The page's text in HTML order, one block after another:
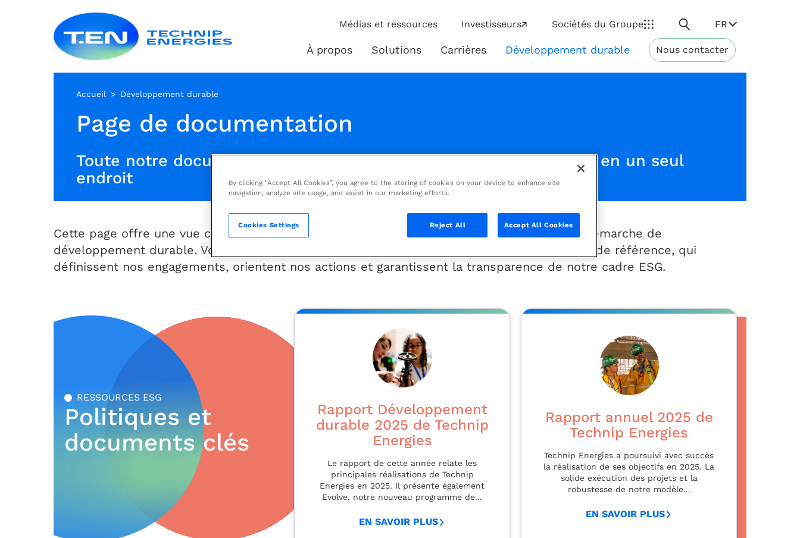
Médias et ressources Investisseurs Sociétés du Groupe
Rechercher
FR
À propos Solutions Solutions
Carrières Développement durable
Développement
durable
Nous contacter
Accueil Développement durable
Page de documentation
Toute notre documentation sur le développement durable, réunie en un seul
endroit
Cette page offre une vue centralisée de l’ensemble des documents qui soutiennent notre démarche de
développement durable. Vous y trouverez nos principaux rapports, politiques et documents de référence, qui
définissent nos engagements, orientent nos actions et garantissent la transparence de notre cadre ESG.
RESSOURCES ESG
Politiques et
documents clés
Rapport Développement
durable 2025 de Technip
Energies
Le rapport de cette année relate les
principales réalisations de Technip
Energies en 2025. Il présente également
Evolve, notre nouveau programme de...
EN SAVOIR PLUS
Rapport annuel 2025 de
Technip Energies
Technip Energies a poursuivi avec succès
la réalisation de ses objectifs en 2025. La
solide exécution des projets et la
robustesse de notre modèle...
EN SAVOIR PLUS
By clicking “Accept All Cookies”, you agree to the storing of cookies on your device to enhance site
navigation, analyze site usage, and assist in our marketing efforts.
Reject All Accept All Cookies
Cookies Settings